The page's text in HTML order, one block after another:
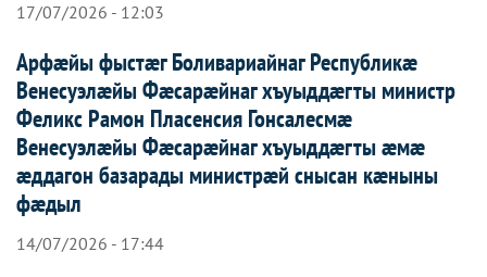
17/07/2026 - 12:03
Арфæйы фыстæг Боливариайнаг Республикæ
Венесуэлæйы Фæсарæйнаг хъуыддæгты министр
Феликс Рамон Пласенсия Гонсалесмæ
Венесуэлæйы Фæсарæйнаг хъуыддæгты æмæ
æддагон базарады министрæй снысан кæныны
фæдыл
14/07/2026 - 17:44